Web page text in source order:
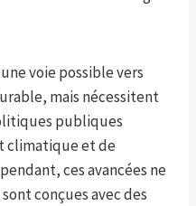
voie possible vers
mais nécessitent
publiques
climatique et de
ces avancées ne
conçues avec des